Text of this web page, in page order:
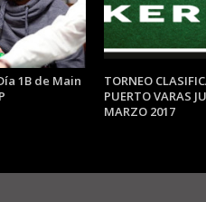
1B de Main
TORNEO
PUERTO VARAS
MARZO 2017